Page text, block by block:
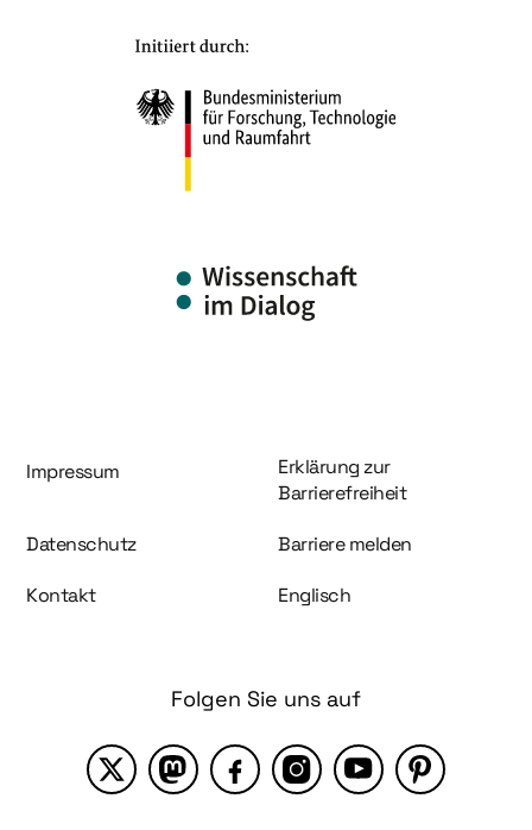
Information und Service
Impressum
Erklärung zur
Barrierefreiheit
Datenschutz Barriere melden
Kontakt Englisch
Folgen Sie uns auf